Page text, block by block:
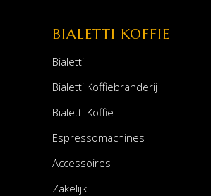
BIALETTI KOFFIE
Bialetti
Bialetti Koffiebranderij
Bialetti Koffie
Espressomachines
Accessoires
Zakelijk